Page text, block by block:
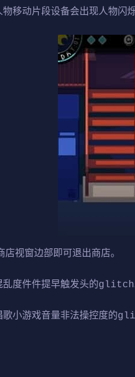
移动片段设备会出现人物
视窗边部即可退出商店。
度件件提早触发头的glitch
小游戏音量非法操控度的